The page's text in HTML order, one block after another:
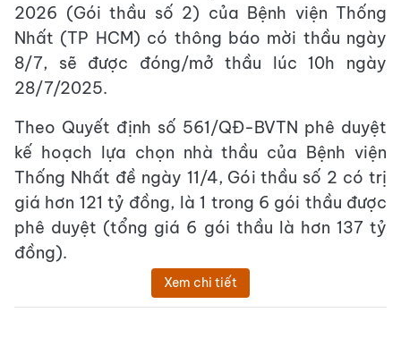
2026 (Gói thầu số 2) của Bệnh viện Thống
Nhất (TP HCM) có thông báo mời thầu ngày
8/7, sẽ được đóng/mở thầu lúc 10h ngày
28/7/2025.
Theo Quyết định số 561/QĐ-BVTN phê duyệt
kế hoạch lựa chọn nhà thầu của Bệnh viện
Thống Nhất đề ngày 11/4, Gói thầu số 2 có trị
giá hơn 121 tỷ đồng, là 1 trong 6 gói thầu được
phê duyệt (tổng giá 6 gói thầu là hơn 137 tỷ
đồng).
Xem chi tiết